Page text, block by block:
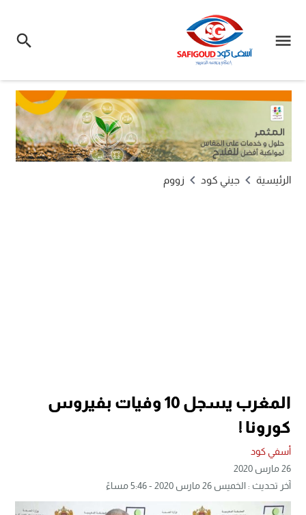
الرئيسية جيني كود زووم
المغرب يسجل 10 وفيات بفيروس
كورونا !
أسفي كود
26 مارس 2020
آخر تحديث : الخميس 26 مارس 2020 - 5:46 مساءً